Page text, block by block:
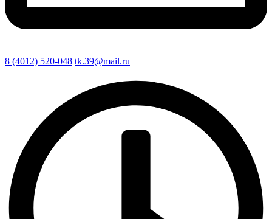
8 (4012) 520-048 tk.39@mail.ru